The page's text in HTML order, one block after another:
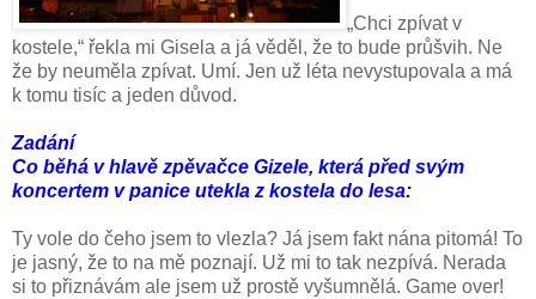
„Chci zpívat v
kostele,“ řekla mi Gisela a já věděl, že to bude průšvih. Ne
že by neuměla zpívat. Umí. Jen už léta nevystupovala a má
k tomu tisíc a jeden důvod.
Zadání
Co běhá v hlavě zpěvačce Gizele, která před svým
koncertem v panice utekla z kostela do lesa:
Ty vole do čeho jsem to vlezla? Já jsem fakt nána pitomá! To
je jasný, že to na mě poznají. Už mi to tak nezpívá. Nerada
si to přiznávám ale jsem už prostě vyšumnělá. Game over!